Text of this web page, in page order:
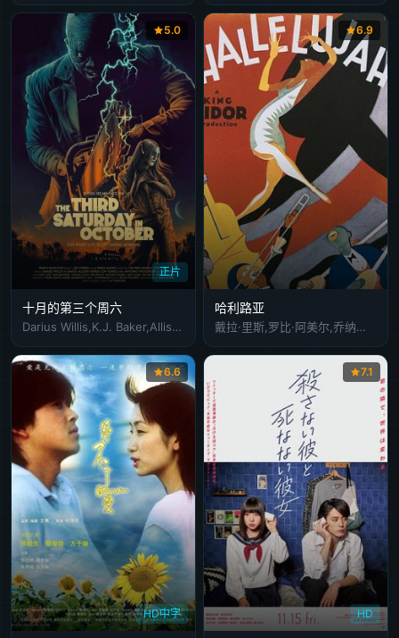
正片
5.0
十月的第三个周六
Darius Willis,K.J. Baker,Allison Shrum
6.9
哈利路亚
戴拉·里斯,罗比·阿美尔,乔纳森·斯卡弗,特瑞·欧奎恩,麦金利·弗里曼,格里芬·克莱弗兰德,布莱特·卡伦,乔什·克拉克,阿莉尔·凯贝尔,弗兰西丝·奥康纳,杰西·马丁,乔翰·厄布,佐伊·达奇,唐纳尔·罗格
HD中字
6.6
HD
7.1